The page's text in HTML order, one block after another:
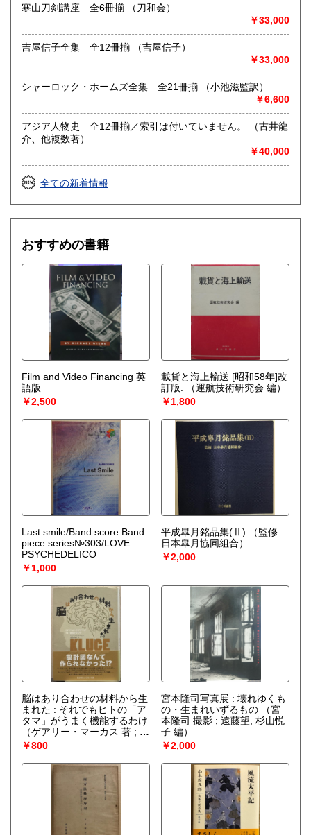
寒山刀剣講座 全6冊揃 （刀和会）
￥33,000
吉屋信子全集 全12冊揃 （吉屋信子）
￥33,000
シャーロック・ホームズ全集 全21冊揃 （小池滋監訳）
￥6,600
アジア人物史 全12冊揃／索引は付いていません。 （古井龍
介、他複数著）
￥40,000
全ての新着情報
おすすめの書籍
Film and Video Financing 英
語版
￥2,500
載貨と海上輸送 [昭和58年]改
訂版.
（運航技術研究会 編）
￥1,800
Last smile/Band score Band
piece series№303/LOVE
PSYCHEDELICO
￥1,000
平成皐月銘品集(Ⅱ)
（監修
日本皐月協同組合）
￥2,000
脳はあり合わせの材料から生
まれた : それでもヒトの「ア
タマ」がうまく機能するわけ
（ゲアリー・マーカス 著 ; 鍛
原多惠子 訳）
￥800
宮本隆司写真展 : 壊れゆくも
の・生まれいずるもの
（宮
本隆司 撮影 ; 遠藤望, 杉山悦
子 編）
￥2,000